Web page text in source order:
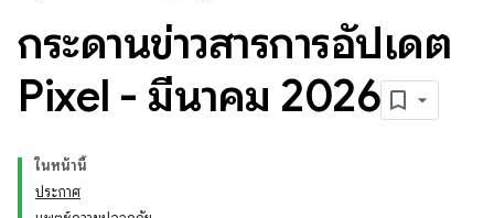
กระดานข่าวสารการอัปเดต
Pixel - มีนาคม 2026
ในหน้านี้
ประกาศ